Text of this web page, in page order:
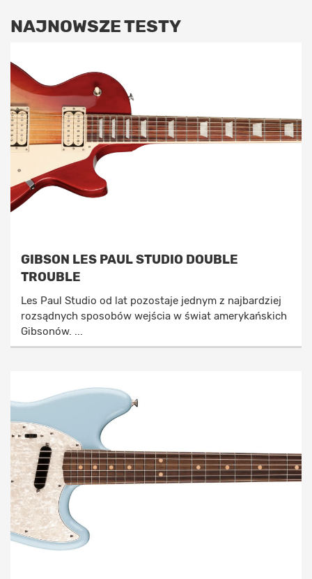
NAJNOWSZE TESTY
GIBSON LES PAUL STUDIO DOUBLE
TROUBLE
Les Paul Studio od lat pozostaje jednym z najbardziej
rozsądnych sposobów wejścia w świat amerykańskich
Gibsonów. ...